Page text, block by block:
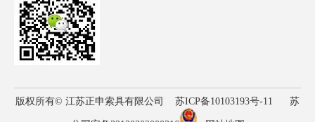
版权所有© 江苏正申索具有限公司 苏ICP备10103193号-11 苏